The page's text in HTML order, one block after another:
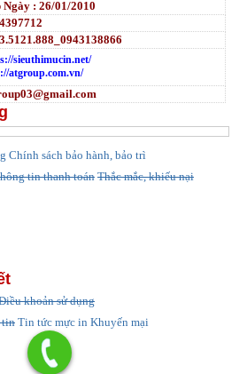
Ngày : 26/01/2010
sieuthimucin.net/
atgroup.com.vn/
Chính sách bảo hành, bảo trì
tin thanh toánThắc mắc, khiếu nại
khoản sử dụng
tin Tin tức mực in Khuyến mại